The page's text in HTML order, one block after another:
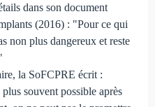
dans son document
(2016) : "Pour ce qui
non plus dangereux et reste
la SoFCPRE écrit :
souvent possible après